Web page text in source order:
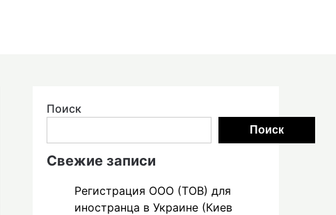
Поиск
Поиск
Свежие записи
Регистрация ООО (ТОВ) для
иностранца в Украине (Киев